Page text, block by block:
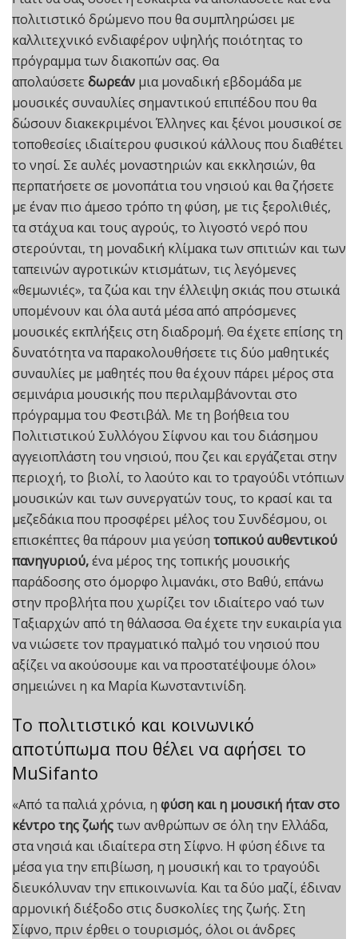
πολιτιστικό δρώμενο που θα συμπληρώσει με
καλλιτεχνικό ενδιαφέρον υψηλής ποιότητας το
πρόγραμμα των διακοπών σας. Θα
απολαύσετε δωρεάν μια μοναδική εβδομάδα με
μουσικές συναυλίες σημαντικού επιπέδου που θα
δώσουν διακεκριμένοι Έλληνες και ξένοι μουσικοί σε
τοποθεσίες ιδιαίτερου φυσικού κάλλους που διαθέτει
το νησί. Σε αυλές μοναστηριών και εκκλησιών, θα
περπατήσετε σε μονοπάτια του νησιού και θα ζήσετε
με έναν πιο άμεσο τρόπο τη φύση, με τις ξερολιθιές,
τα στάχυα και τους αγρούς, το λιγοστό νερό που
στερούνται, τη μοναδική κλίμακα των σπιτιών και των
ταπεινών αγροτικών κτισμάτων, τις λεγόμενες
«θεμωνιές», τα ζώα και την έλλειψη σκιάς που στωικά
υπομένουν και όλα αυτά μέσα από απρόσμενες
μουσικές εκπλήξεις στη διαδρομή. Θα έχετε επίσης τη
δυνατότητα να παρακολουθήσετε τις δύο μαθητικές
συναυλίες με μαθητές που θα έχουν πάρει μέρος στα
σεμινάρια μουσικής που περιλαμβάνονται στο
πρόγραμμα του Φεστιβάλ. Με τη βοήθεια του
Πολιτιστικού Συλλόγου Σίφνου και του διάσημου
αγγειοπλάστη του νησιού, που ζει και εργάζεται στην
περιοχή, το βιολί, το λαούτο και το τραγούδι ντόπιων
μουσικών και των συνεργατών τους, το κρασί και τα
μεζεδάκια που προσφέρει μέλος του Συνδέσμου, οι
επισκέπτες θα πάρουν μια γεύση τοπικού αυθεντικού
πανηγυριού,ένα μέρος της τοπικής μουσικής
παράδοσης στο όμορφο λιμανάκι, στο Βαθύ, επάνω
στην προβλήτα που χωρίζει τον ιδιαίτερο ναό των
Ταξιαρχών από τη θάλασσα. Θα έχετε την ευκαιρία για
να νιώσετε τον πραγματικό παλμό του νησιού που
αξίζει να ακούσουμε και να προστατέψουμε όλοι»
σημειώνει η κα Μαρία Κωνσταντινίδη.
Το πολιτιστικό και κοινωνικό
αποτύπωμα που θέλει να αφήσει το
MuSifanto
«Από τα παλιά χρόνια, η φύση και η μουσική ήταν στο
κέντρο της ζωήςτων ανθρώπων σε όλη την Ελλάδα,
στα νησιά και ιδιαίτερα στη Σίφνο. Η φύση έδινε τα
μέσα για την επιβίωση, η μουσική και το τραγούδι
διευκόλυναν την επικοινωνία. Και τα δύο μαζί, έδιναν
αρμονική διέξοδο στις δυσκολίες της ζωής. Στη
Σίφνo, πριν έρθει ο τουρισμός, όλοι οι άνδρες